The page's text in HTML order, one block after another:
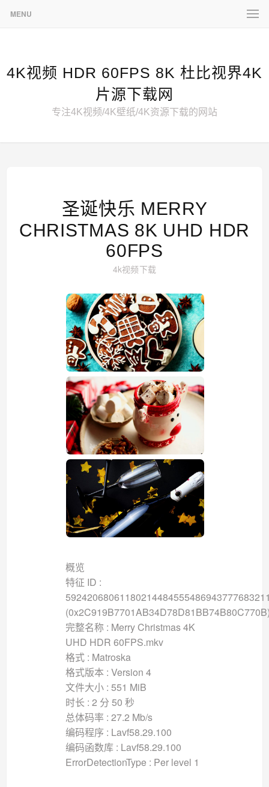
MENU
4K视频 HDR 60FPS 8K 杜比视界4K
片源下载网
专注4K视频/4K壁纸/4K资源下载的网站
圣诞快乐 MERRY
CHRISTMAS 8K UHD HDR
60FPS
4k视频下载
概览
特征 ID :
完整名称 : Merry Christmas 4K
UHD HDR 60FPS.mkv
格式 : Matroska
格式版本 : Version 4
文件大小 : 551 MiB
时长 : 2 分 50 秒
总体码率 : 27.2 Mb/s
编码程序 : Lavf58.29.100
编码函数库 : Lavf58.29.100
ErrorDetectionType : Per level 1